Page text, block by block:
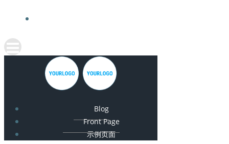
Blog
Front Page
示例页面